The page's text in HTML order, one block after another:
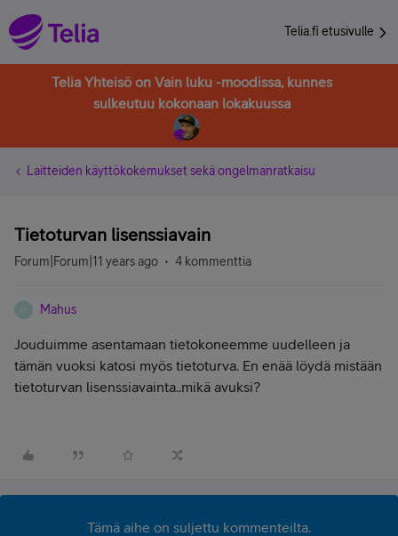
Telia.fi etusivulle
Telia Yhteisö on Vain luku -moodissa, kunnes
sulkeutuu kokonaan lokakuussa
Laitteiden käyttökokemukset sekä ongelmanratkaisu
Tietoturvan lisenssiavain
Forum|Forum|11 years ago 4 kommenttia
M Mahus
Jouduimme asentamaan tietokoneemme uudelleen ja
tämän vuoksi katosi myös tietoturva. En enää löydä mistään
tietoturvan lisenssiavainta..mikä avuksi?
Tämä aihe on suljettu kommenteilta.